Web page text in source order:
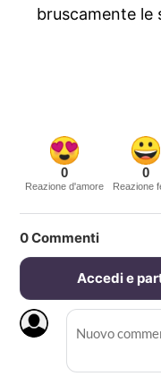
bruscamente le
0
Reazione d'amore
0
Reazione
0Commenti
Accedi e